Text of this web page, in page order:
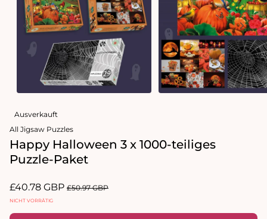
in
Modal
öffnen
Ausverkauft
All Jigsaw Puzzles
Happy Halloween 3 x 1000-teiliges
Puzzle-Paket
Verkaufspreis
£40.78 GBP Normaler
£50.97 GBP
NICHT VORRÄTIG